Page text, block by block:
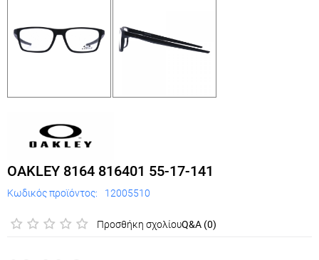
OAKLEY 8164 816401 55-17-141
Κωδικός προϊόντος: 12005510
Προσθήκη σχολίουQ&A (0)